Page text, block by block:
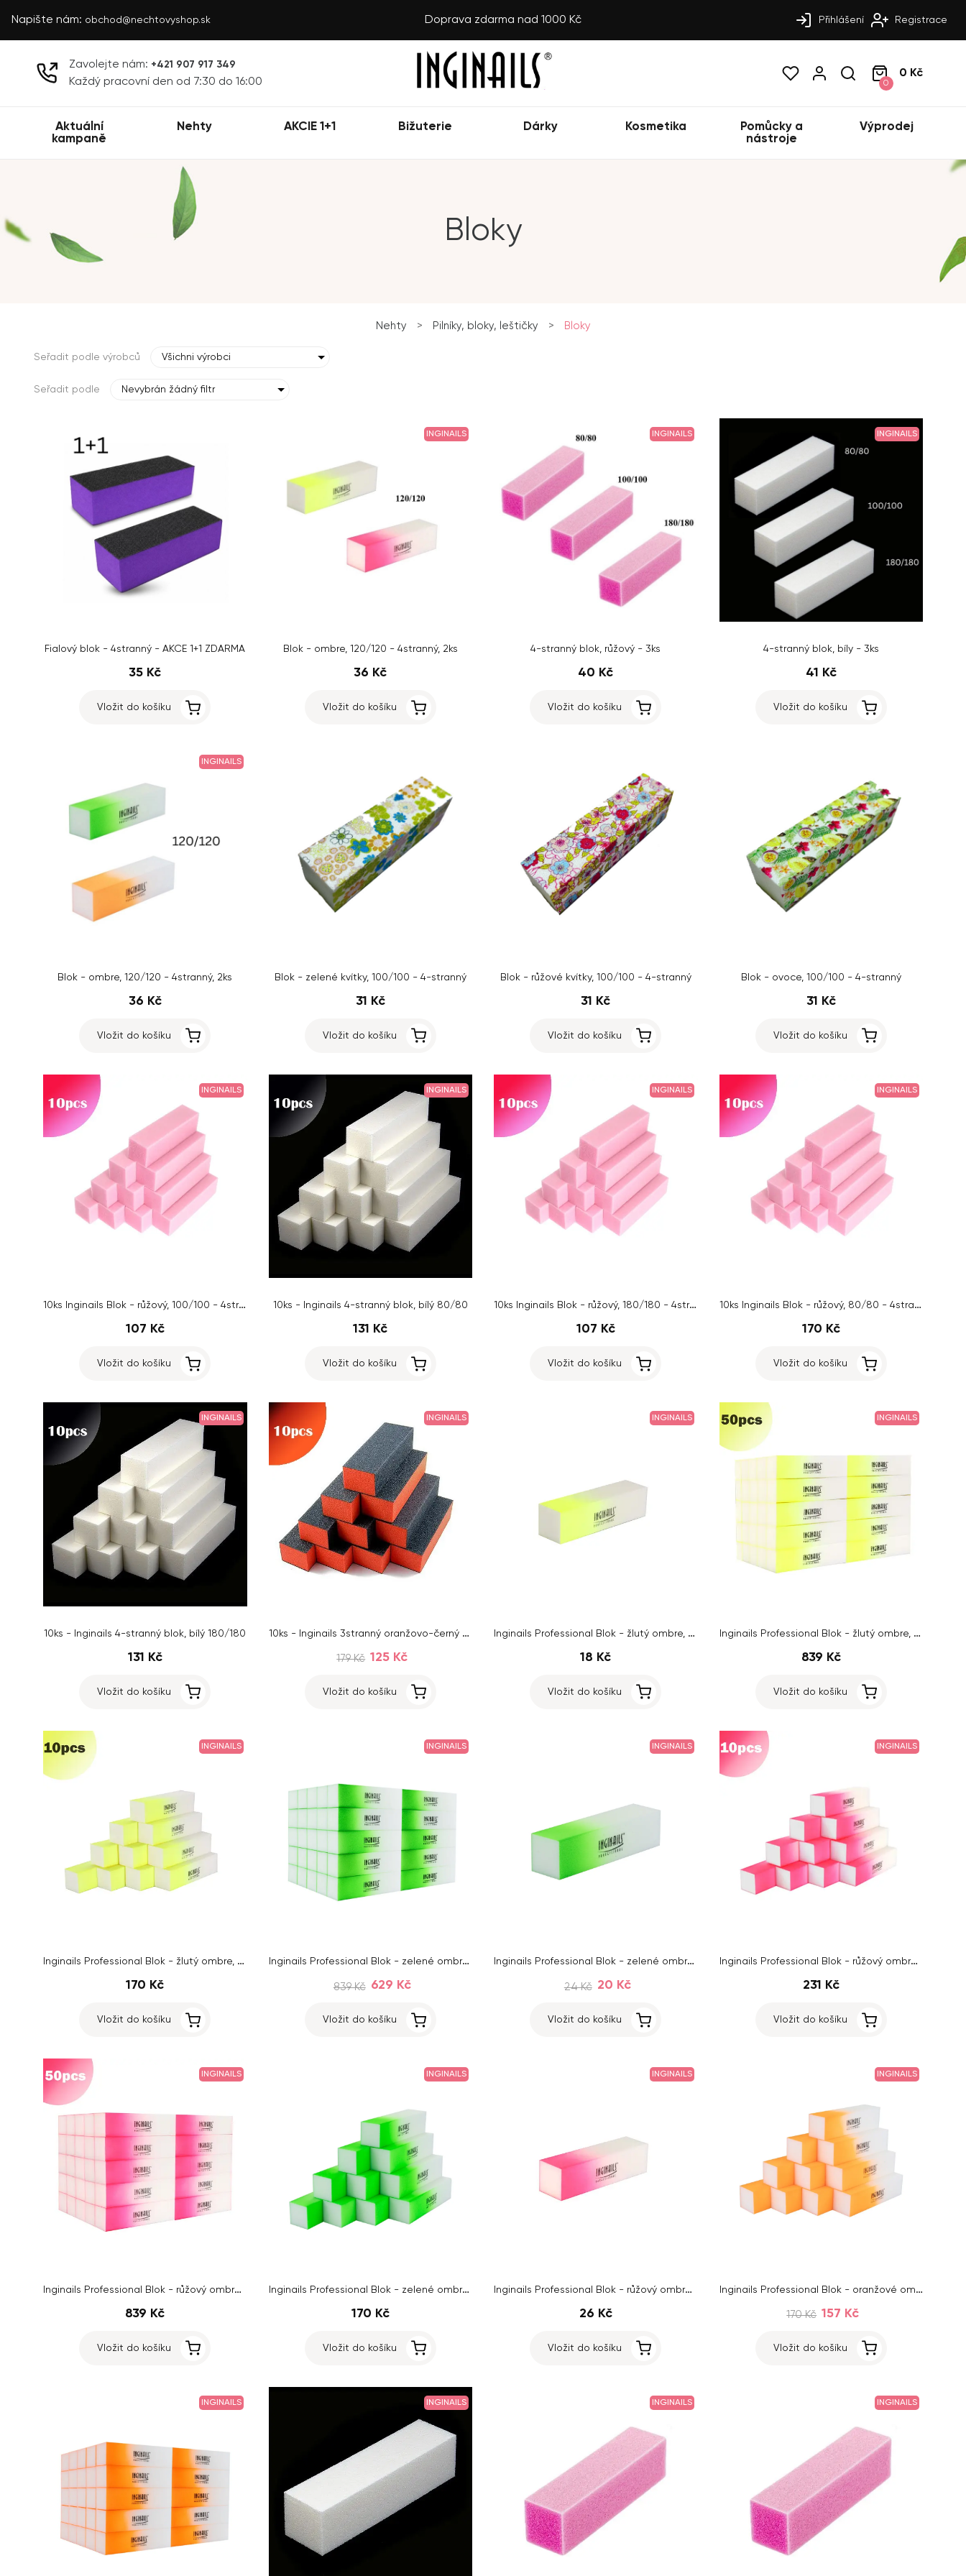
Napište nám: obchod@nechtovyshop.sk Doprava zdarma nad 1000 Kč Přihlášení Registrace
Zavolejte nám: +421 907 917 349
Každý pracovní den od 7:30 do 16:00 0
0 Kč
Aktuální
kampaně
Nehty AKCIE 1+1 Bižuterie Dárky Kosmetika
Pomůcky a
nástroje
Výprodej
Bloky
Nehty > Pilníky, bloky, leštičky > Bloky
Seřadit podle výrobců Všichni výrobci
Seřadit podle Nevybrán žádný filtr
Fialový blok - 4stranný - AKCE 1+1 ZDARMA
35 Kč
Vložit do košíku
INGINAILS
Blok - ombre, 120/120 - 4stranný, 2ks
36 Kč
Vložit do košíku
INGINAILS
4-stranný blok, růžový - 3ks
40 Kč
Vložit do košíku
INGINAILS
4-stranný blok, bíly - 3ks
41 Kč
Vložit do košíku
INGINAILS
Blok - ombre, 120/120 - 4stranný, 2ks
36 Kč
Vložit do košíku
Blok - zelené kvítky, 100/100 - 4-stranný
31 Kč
Vložit do košíku
Blok - růžové kvítky, 100/100 - 4-stranný
31 Kč
Vložit do košíku
Blok - ovoce, 100/100 - 4-stranný
31 Kč
Vložit do košíku
INGINAILS
10ks Inginails Blok - růžový, 100/100 - 4stranný
107 Kč
Vložit do košíku
INGINAILS
10ks - Inginails 4-stranný blok, bílý 80/80
131 Kč
Vložit do košíku
INGINAILS
10ks Inginails Blok - růžový, 180/180 - 4stranný
107 Kč
Vložit do košíku
INGINAILS
10ks Inginails Blok - růžový, 80/80 - 4stranný
170 Kč
Vložit do košíku
INGINAILS
10ks - Inginails 4-stranný blok, bílý 180/180
131 Kč
Vložit do košíku
INGINAILS
10ks - Inginails 3stranný oranžovo-černý blok na nehty 100/100
179 Kč 125 Kč
Vložit do košíku
INGINAILS
Inginails Professional Blok - žlutý ombre, 120/120 - 4stranný
18 Kč
Vložit do košíku
INGINAILS
Inginails Professional Blok - žlutý ombre, 120/120 - 4stranný
839 Kč
Vložit do košíku
INGINAILS
Inginails Professional Blok - žlutý ombre, 120/120 - 4stranný
170 Kč
Vložit do košíku
INGINAILS
Inginails Professional Blok - zelené ombré, 120/120 - 4stranný
839 Kč 629 Kč
Vložit do košíku
INGINAILS
Inginails Professional Blok - zelené ombre, 120/120 - 4stranný
24 Kč 20 Kč
Vložit do košíku
INGINAILS
Inginails Professional Blok - růžový ombre, 120/120 - 4stranný
231 Kč
Vložit do košíku
INGINAILS
Inginails Professional Blok - růžový ombre, 120/120 - 4stranný
839 Kč
Vložit do košíku
INGINAILS
Inginails Professional Blok - zelené ombre, 120/120 - 4stranný
170 Kč
Vložit do košíku
INGINAILS
Inginails Professional Blok - růžový ombre, 120/120 - 4stranný
26 Kč
Vložit do košíku
INGINAILS
Inginails Professional Blok - oranžové ombre, 120/120 - 4stranný
170 Kč 157 Kč
Vložit do košíku
INGINAILS INGINAILS INGINAILS INGINAILS